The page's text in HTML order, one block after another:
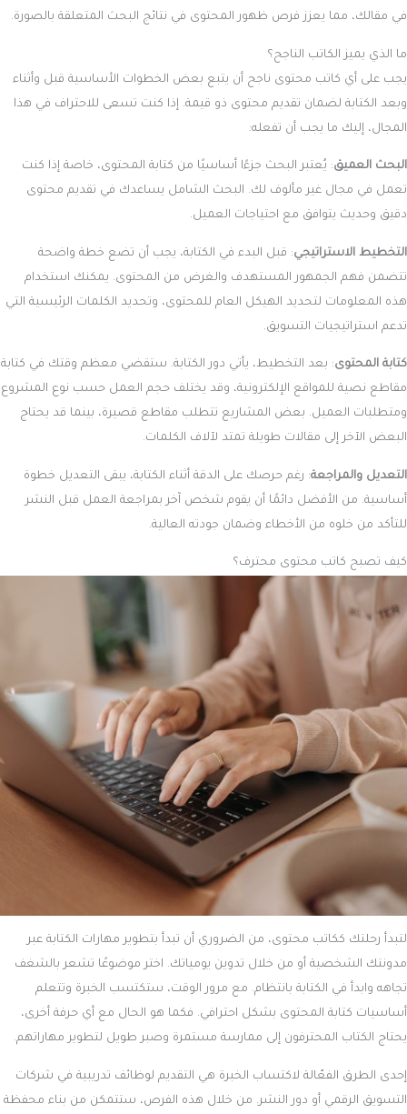
في مقالك، مما يعزز فرص ظهور المحتوى في نتائج البحث المتعلقة بالصورة.
ما الذي يميز الكاتب الناجح؟
يجب على أي كاتب محتوى ناجح أن يتبع بعض الخطوات الأساسية قبل وأثناء
وبعد الكتابة لضمان تقديم محتوى ذو قيمة. إذا كنت تسعى للاحتراف في هذا
المجال، إليك ما يجب أن تفعله:
البحث العميق: يُعتبر البحث جزءًا أساسيًا من كتابة المحتوى، خاصة إذا كنت
تعمل في مجال غير مألوف لك. البحث الشامل يساعدك في تقديم محتوى
دقيق وحديث يتوافق مع احتياجات العميل.
التخطيط الاستراتيجي: قبل البدء في الكتابة، يجب أن تضع خطة واضحة
تتضمن فهم الجمهور المستهدف والغرض من المحتوى. يمكنك استخدام
هذه المعلومات لتحديد الهيكل العام للمحتوى، وتحديد الكلمات الرئيسية التي
تدعم استراتيجيات التسويق.
كتابة المحتوى: بعد التخطيط، يأتي دور الكتابة. ستقضي معظم وقتك في كتابة
مقاطع نصية للمواقع الإلكترونية، وقد يختلف حجم العمل حسب نوع المشروع
ومتطلبات العميل. بعض المشاريع تتطلب مقاطع قصيرة، بينما قد يحتاج
البعض الآخر إلى مقالات طويلة تمتد لآلاف الكلمات.
التعديل والمراجعة: رغم حرصك على الدقة أثناء الكتابة، يبقى التعديل خطوة
أساسية. من الأفضل دائمًا أن يقوم شخص آخر بمراجعة العمل قبل النشر
للتأكد من خلوه من الأخطاء وضمان جودته العالية.
كيف تصبح كاتب محتوى محترف؟
لتبدأ رحلتك ككاتب محتوى، من الضروري أن تبدأ بتطوير مهارات الكتابة عبر
مدونتك الشخصية أو من خلال تدوين يومياتك. اختر موضوعًا تشعر بالشغف
تجاهه وابدأ في الكتابة بانتظام. مع مرور الوقت، ستكتسب الخبرة وتتعلم
أساسيات كتابة المحتوى بشكل احترافي. فكما هو الحال مع أي حرفة أخرى،
يحتاج الكتاب المحترفون إلى ممارسة مستمرة وصبر طويل لتطوير مهاراتهم.
إحدى الطرق الفعّالة لاكتساب الخبرة هي التقديم لوظائف تدريبية في شركات
التسويق الرقمي أو دور النشر. من خلال هذه الفرص، ستتمكن من بناء محفظة